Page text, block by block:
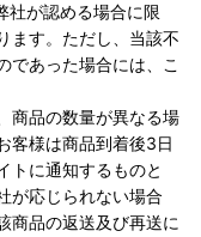
が認める場合に限
ます。ただし、当該不
であった場合には、こ
商品の数量が異なる場
客様は商品到着後3日
トに通知するものと
が応じられない場合
商品の返送及び再送に